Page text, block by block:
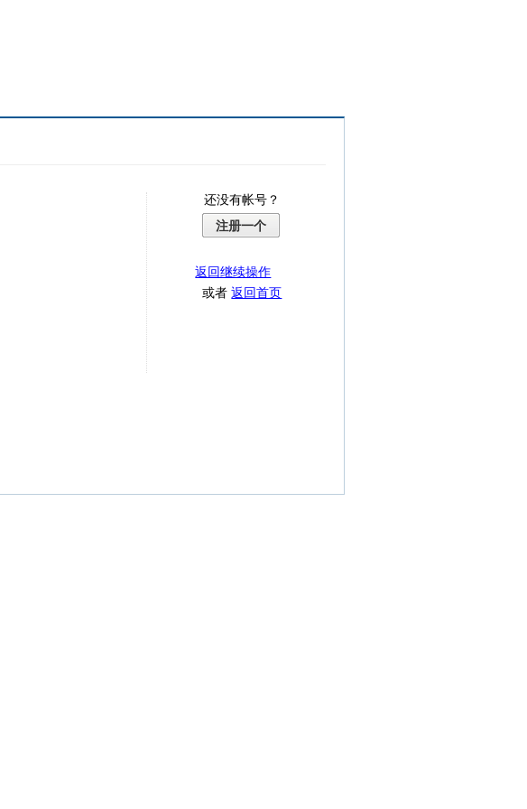
还没有帐号？
注册一个
返回继续操作
或者返回首页